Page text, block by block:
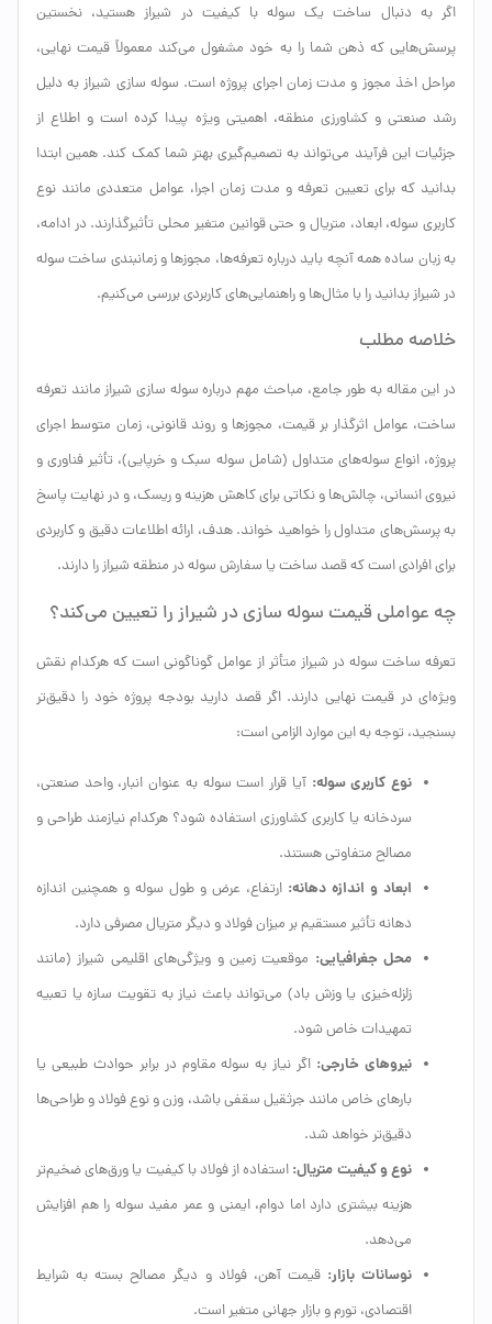
اگر به دنبال ساخت یک سوله با کیفیت در شیراز هستید، نخستین
پرسش‌هایی که ذهن شما را به خود مشغول می‌کند معمولاً قیمت نهایی،
مراحل اخذ مجوز و مدت زمان اجرای پروژه است. سوله سازی شیراز به دلیل
رشد صنعتی و کشاورزی منطقه، اهمیتی ویژه پیدا کرده است و اطلاع از
جزئیات این فرآیند می‌تواند به تصمیم‌گیری بهتر شما کمک کند. همین ابتدا
بدانید که برای تعیین تعرفه و مدت زمان اجرا، عوامل متعددی مانند نوع
کاربری سوله، ابعاد، متریال و حتی قوانین متغیر محلی تأثیرگذارند. در ادامه،
به زبان ساده همه آنچه باید درباره تعرفه‌ها، مجوزها و زمانبندی ساخت سوله
در شیراز بدانید را با مثال‌ها و راهنمایی‌های کاربردی بررسی می‌کنیم.
خلاصه مطلب
در این مقاله به طور جامع، مباحث مهم درباره سوله سازی شیراز مانند تعرفه
ساخت، عوامل اثرگذار بر قیمت، مجوزها و روند قانونی، زمان متوسط اجرای
پروژه، انواع سوله‌های متداول (شامل سوله سبک و خرپایی)، تأثیر فناوری و
نیروی انسانی، چالش‌ها و نکاتی برای کاهش هزینه و ریسک، و در نهایت پاسخ
به پرسش‌های متداول را خواهید خواند. هدف، ارائه اطلاعات دقیق و کاربردی
برای افرادی است که قصد ساخت یا سفارش سوله در منطقه شیراز را دارند.
چه عواملی قیمت سوله سازی در شیراز را تعیین می‌کند؟
تعرفه ساخت سوله در شیراز متأثر از عوامل گوناگونی است که هرکدام نقش
ویژه‌ای در قیمت نهایی دارند. اگر قصد دارید بودجه پروژه خود را دقیق‌تر
بسنجید، توجه به این موارد الزامی است:
نوع کاربری سوله: آیا قرار است سوله به عنوان انبار، واحد صنعتی،
سردخانه یا کاربری کشاورزی استفاده شود؟ هرکدام نیازمند طراحی و
مصالح متفاوتی هستند.
ابعاد و اندازه دهانه: ارتفاع، عرض و طول سوله و همچنین اندازه
دهانه تأثیر مستقیم بر میزان فولاد و دیگر متریال مصرفی دارد.
محل جغرافیایی: موقعیت زمین و ویژگی‌های اقلیمی شیراز (مانند
زلزله‌خیزی یا وزش باد) می‌تواند باعث نیاز به تقویت سازه یا تعبیه
تمهیدات خاص شود.
نیروهای خارجی: اگر نیاز به سوله مقاوم در برابر حوادث طبیعی یا
بارهای خاص مانند جرثقیل سقفی باشد، وزن و نوع فولاد و طراحی‌ها
دقیق‌تر خواهد شد.
نوع و کیفیت متریال: استفاده از فولاد با کیفیت یا ورق‌های ضخیم‌تر
هزینه بیشتری دارد اما دوام، ایمنی و عمر مفید سوله را هم افزایش
می‌دهد.
نوسانات بازار: قیمت آهن، فولاد و دیگر مصالح بسته به شرایط
اقتصادی، تورم و بازار جهانی متغیر است.